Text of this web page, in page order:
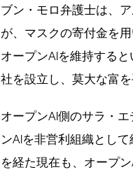
ブン・モロ弁護士は、
が、マスクの寄付金を
オープンAIを維持する
社を設立し、莫大な富を
オープンAI側のサラ・
ンAIを非営利組織とし
を経た現在も、オープ